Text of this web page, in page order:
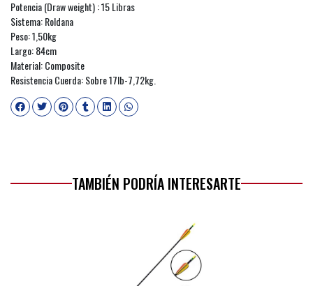
Potencia (Draw weight) : 15 Libras
Sistema: Roldana
Peso: 1,50kg
Largo: 84cm
Material: Composite
Resistencia Cuerda: Sobre 17lb-7,72kg.
TAMBIÉN PODRÍA INTERESARTE